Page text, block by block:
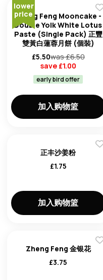
lower
price
Zheng Feng Mooncake -
Double Yolk White Lotus
Paste (Single Pack) 正豐
雙黃白蓮蓉月餅 (個裝)
£5.50was £6.50
save £1.00
early bird offer
加入购物篮
正丰沙姜粉
£1.75
加入购物篮
Zheng Feng 金银花
£3.75